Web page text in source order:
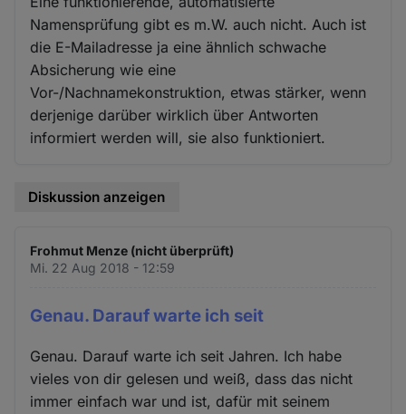
Namensprüfung gibt es m.W. auch nicht. Auch ist
die E-Mailadresse ja eine ähnlich schwache
Absicherung wie eine
Vor-/Nachnamekonstruktion, etwas stärker, wenn
derjenige darüber wirklich über Antworten
informiert werden will, sie also funktioniert.
Diskussion anzeigen
Frohmut Menze (nicht überprüft)
Mi. 22 Aug 2018 - 12:59
Genau. Darauf warte ich seit
Genau. Darauf warte ich seit Jahren. Ich habe
vieles von dir gelesen und weiß, dass das nicht
immer einfach war und ist, dafür mit seinem